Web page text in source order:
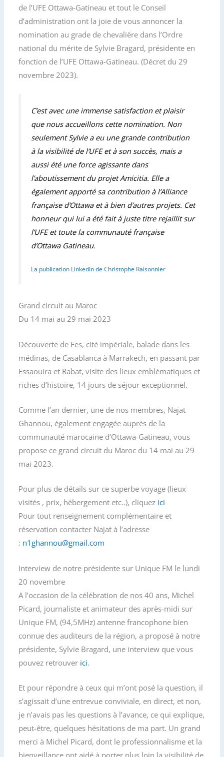
de l’UFE Ottawa-Gatineau et tout le Conseil
d’administration ont la joie de vous annoncer la
nomination au grade de chevalière dans l’Ordre
national du mérite de Sylvie Bragard, présidente en
fonction de l’UFE Ottawa-Gatineau. (Décret du 29
novembre 2023).
C’est avec une immense satisfaction et plaisir
que nous accueillons cette nomination. Non
seulement Sylvie a eu une grande contribution
à la visibilité de l’UFE et à son succès, mais a
aussi été une force agissante dans
l’aboutissement du projet Amicitia. Elle a
également apporté sa contribution à l’Alliance
française d’Ottawa et à bien d’autres projets. Cet
honneur qui lui a été fait à juste titre rejaillit sur
l’UFE et toute la communauté française
d’Ottawa Gatineau.
La publication LinkedIn de Christophe Raisonnier
Grand circuit au Maroc
Du 14 mai au 29 mai 2023
Découverte de Fes, cité impériale, balade dans les
médinas, de Casablanca à Marrakech, en passant par
Essaouira et Rabat, visite des lieux emblématiques et
riches d’histoire, 14 jours de séjour exceptionnel.
Comme l’an dernier, une de nos membres, Najat
Ghannou, également engagée auprès de la
communauté marocaine d’Ottawa-Gatineau, vous
propose ce grand circuit du Maroc du 14 mai au 29
mai 2023.
Pour plus de détails sur ce superbe voyage (lieux
visités , prix, hébergement etc..), cliquez ici
Pour tout renseignement complémentaire et
réservation contacter Najat à l’adresse
: n1ghannou@gmail.com
Interview de notre présidente sur Unique FM le lundi
20 novembre
A l’occasion de la célébration de nos 40 ans, Michel
Picard, journaliste et animateur des après-midi sur
Unique FM, (94,5MHz) antenne francophone bien
connue des auditeurs de la région, a proposé à notre
présidente, Sylvie Bragard, une interview que vous
pouvez retrouver ici.
Et pour répondre à ceux qui m’ont posé la question, il
s’agissait d’une entrevue conviviale, en direct, et non,
je n’avais pas les questions à l’avance, ce qui explique,
peut-être, quelques hésitations de ma part. Un grand
merci à Michel Picard, dont le professionnalisme et la
bienveillance ont aidé à porter plus loin la visibilité de